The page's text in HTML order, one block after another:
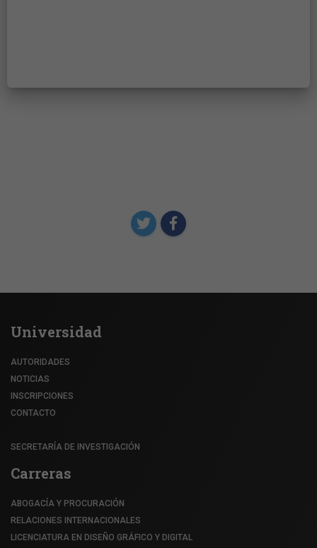
Universidad
AUTORIDADES
NOTICIAS
INSCRIPCIONES
CONTACTO
SECRETARÍA DE INVESTIGACIÓN
Carreras
ABOGACÍA Y PROCURACIÓN
RELACIONES INTERNACIONALES
LICENCIATURA EN DISEÑO GRÁFICO Y DIGITAL